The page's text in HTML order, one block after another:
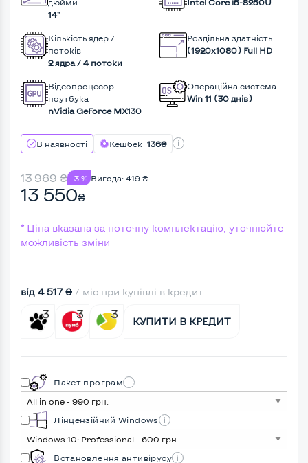
14"
Кількість ядер /
потоків
2 ядра / 4 потоки
Роздільна здатність
(1920х1080) Full HD
Відеопроцесор
ноутбука
nVidia GeForce MX130
Операційна система
Win 11 (30 днів)
В наявності Кешбек 136₴
13 969₴ -3 % Вигода: 419 ₴
13 550₴
* Ціна вказана за поточну комплектацію, уточнюйте
можливість зміни
від 4 517 ₴ / міс при купівлі в кредит
КУПИТИ В КРЕДИТ
Пакет програм
Лінцензійний Windows
Встановлення антивірусу